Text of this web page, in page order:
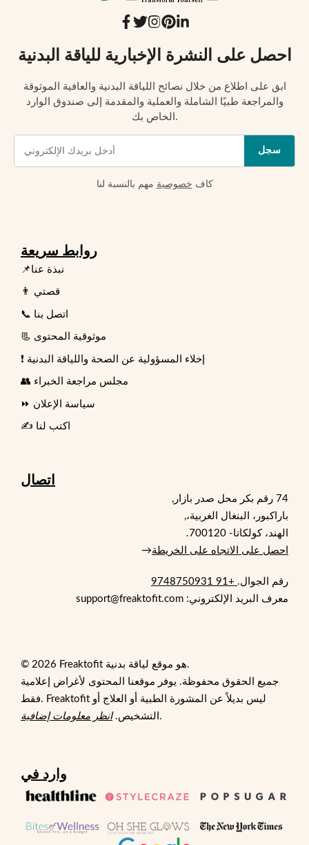
احصل على النشرة الإخبارية للياقة البدنية
ابق على اطلاع من خلال نصائح اللياقة البدنية والعافية الموثوقة
والمراجعة طبيًا الشاملة والعملية والمقدمة إلى صندوق الوارد
الخاص بك.
سجل
كاف خصوصية مهم بالنسبة لنا
روابط سريعة
📌نبذة عنا
👨 قصتي
📞 اتصل بنا
📃 موثوقية المحتوى
❗ إخلاء المسؤولية عن الصحة واللياقة البدنية
👥 مجلس مراجعة الخبراء
⏩ سياسة الإعلان
✍️ اكتب لنا
اتصال
74 رقم بكر محل صدر بازار,
باراكبور، البنغال الغربية،,
الهند، كولكاتا- 700120.
احصل على الاتجاه على الخريطة→
رقم الجوال. +91 9748750931
معرف البريد الإلكتروني: support@freaktofit.com
© 2026 Freaktofit هو موقع لياقة بدنية.
جميع الحقوق محفوظة. يوفر موقعنا المحتوى لأغراض إعلامية
فقط. Freaktofit ليس بديلاً عن المشورة الطبية أو العلاج أو
التشخيص.انظر معلومات إضافية .
وارد في